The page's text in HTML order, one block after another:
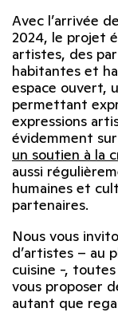
Avec l’arrivée
2024, le projet
artistes, des
habitantes et
espace ouvert,
permettant
expressions
évidemment
un soutien à la
aussi
humaines et
partenaires.
Nous vous
d’artistes – au
cuisine -,
vous proposer
autant que